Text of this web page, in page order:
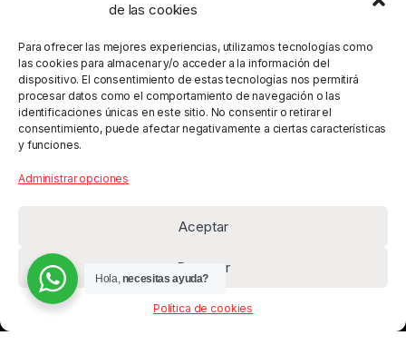
de las cookies
Para ofrecer las mejores experiencias, utilizamos tecnologías como
las cookies para almacenar y/o acceder a la información del
dispositivo. El consentimiento de estas tecnologías nos permitirá
procesar datos como el comportamiento de navegación o las
identificaciones únicas en este sitio. No consentir o retirar el
consentimiento, puede afectar negativamente a ciertas características
y funciones.
Administrar opciones
Aceptar
Denegar
Política de cookies
Hola,necesitas ayuda?